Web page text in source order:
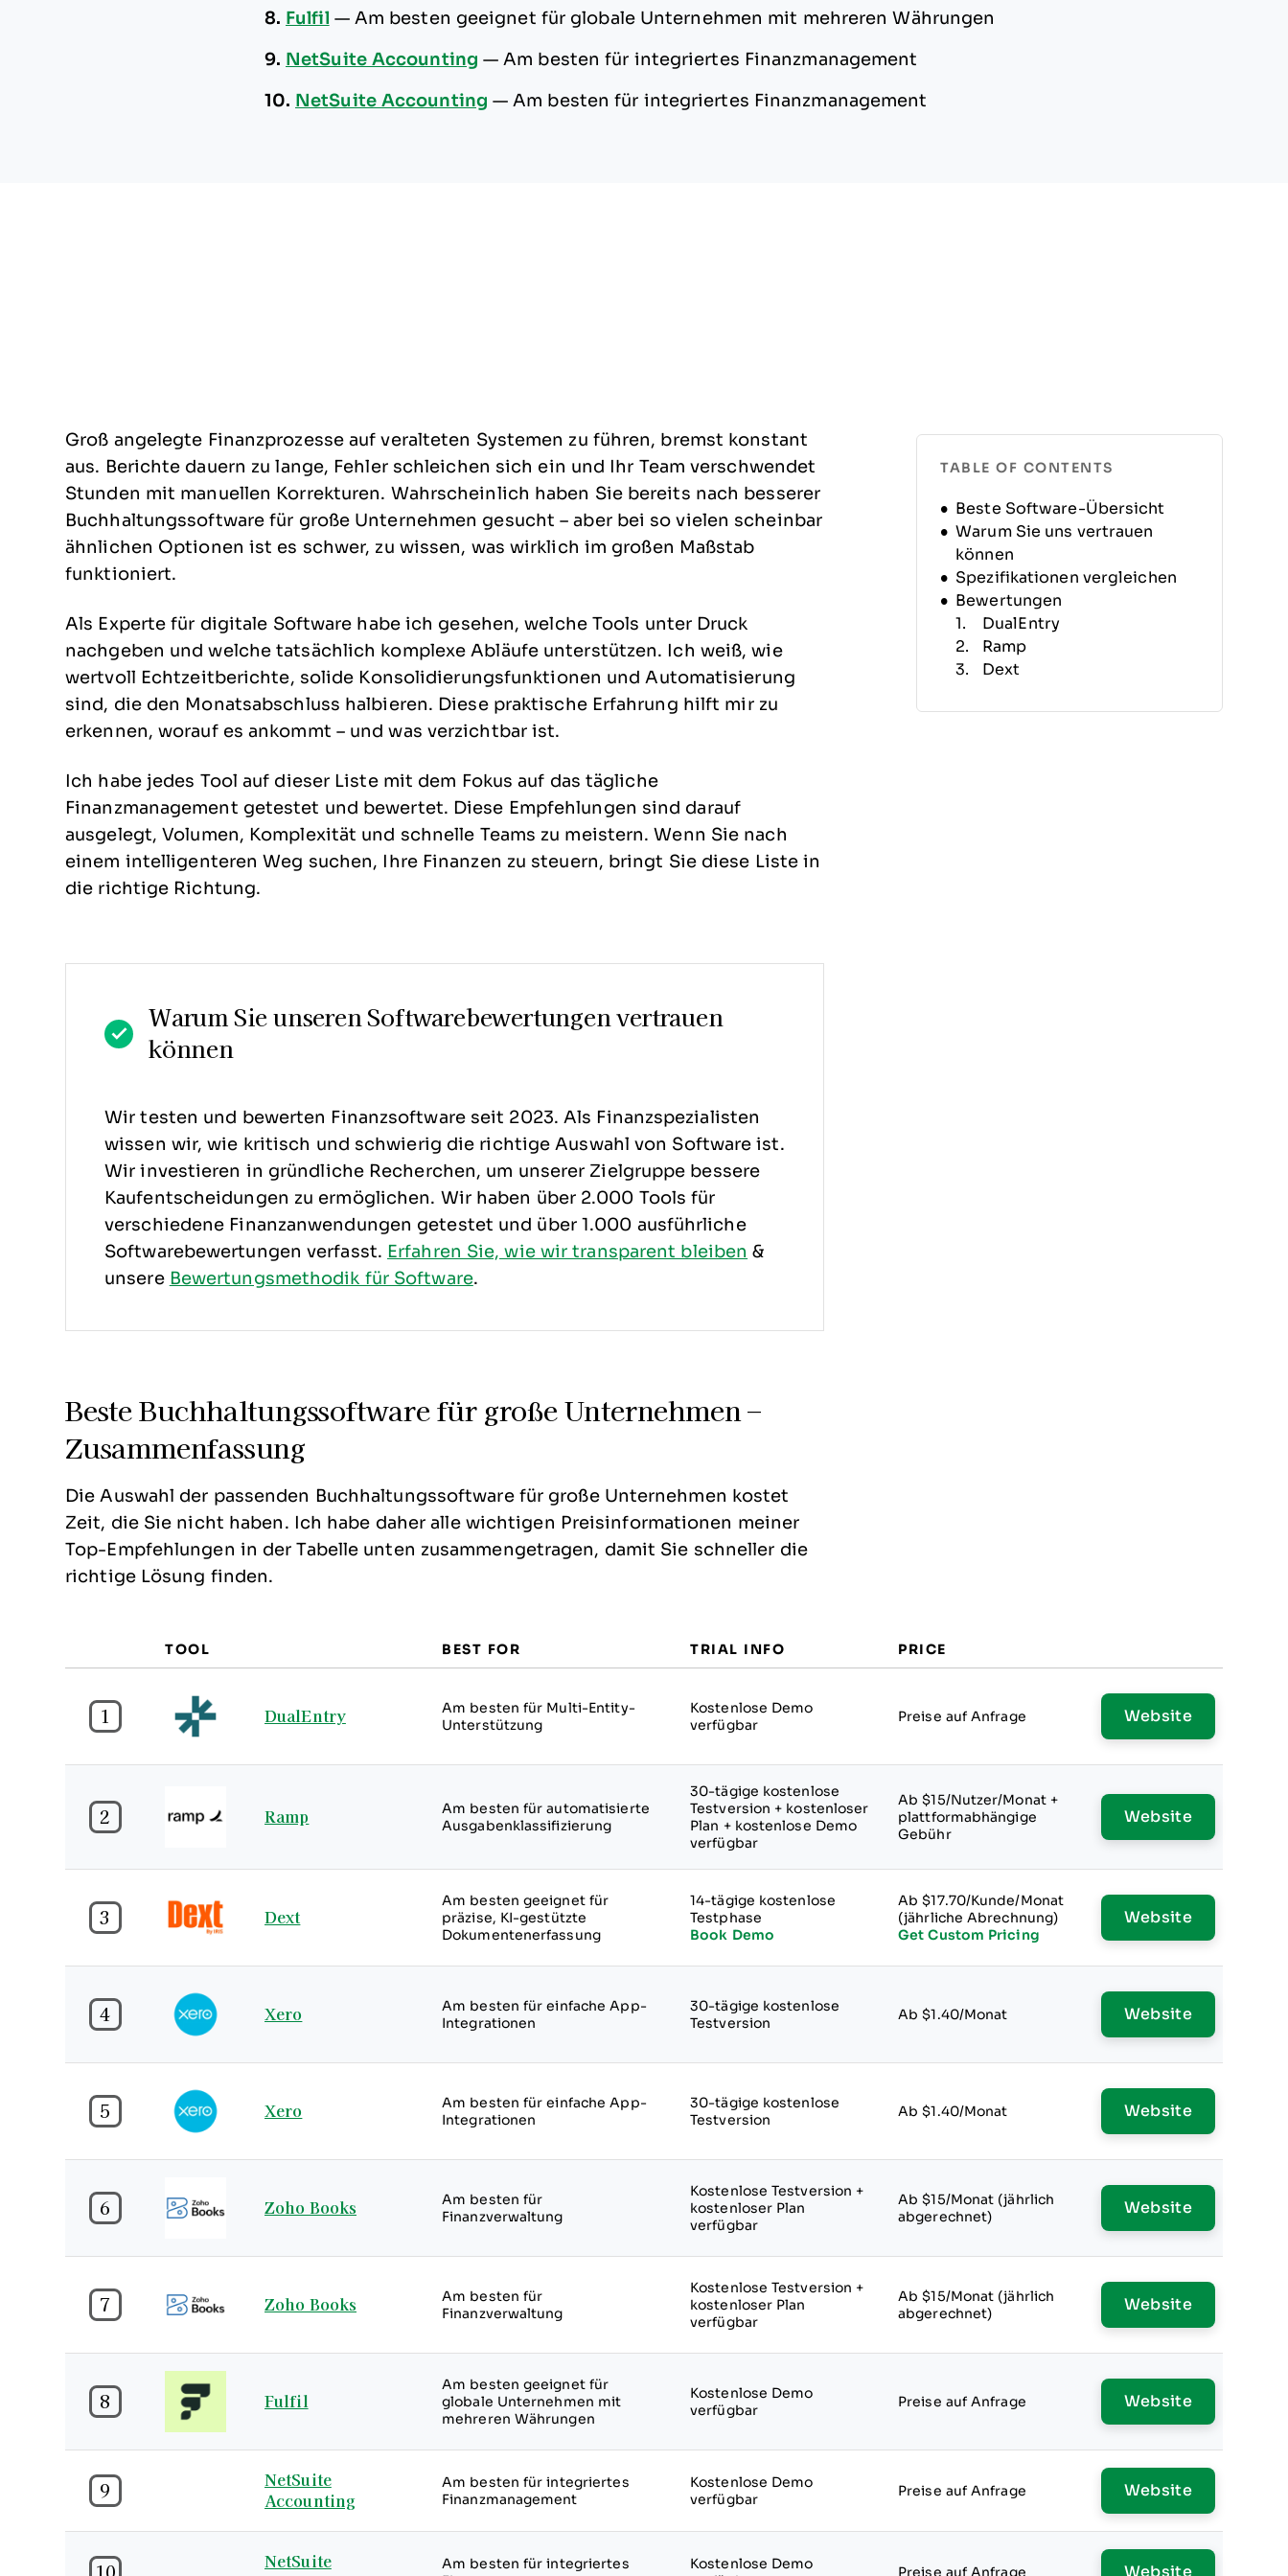
8. Fulfil — Am besten geeignet für globale Unternehmen mit mehreren Währungen
9. NetSuite Accounting —Am besten für integriertes Finanzmanagement
10. NetSuite Accounting —Am besten für integriertes Finanzmanagement
Groß angelegte Finanzprozesse auf veralteten Systemen zu führen, bremst konstant
aus. Berichte dauern zu lange, Fehler schleichen sich ein und Ihr Team verschwendet
Stunden mit manuellen Korrekturen. Wahrscheinlich haben Sie bereits nach besserer
Buchhaltungssoftware für große Unternehmen gesucht – aber bei so vielen scheinbar
ähnlichen Optionen ist es schwer, zu wissen, was wirklich im großen Maßstab
funktioniert.
Als Experte für digitale Software habe ich gesehen, welche Tools unter Druck
nachgeben und welche tatsächlich komplexe Abläufe unterstützen. Ich weiß, wie
wertvoll Echtzeitberichte, solide Konsolidierungsfunktionen und Automatisierung
sind, die den Monatsabschluss halbieren. Diese praktische Erfahrung hilft mir zu
erkennen, worauf es ankommt – und was verzichtbar ist.
Ich habe jedes Tool auf dieser Liste mit dem Fokus auf das tägliche
Finanzmanagement getestet und bewertet. Diese Empfehlungen sind darauf
ausgelegt, Volumen, Komplexität und schnelle Teams zu meistern. Wenn Sie nach
einem intelligenteren Weg suchen, Ihre Finanzen zu steuern, bringt Sie diese Liste in
die richtige Richtung.
Warum Sie unseren Softwarebewertungen vertrauen
können
Wir testen und bewerten Finanzsoftware seit 2023. Als Finanzspezialisten
wissen wir, wie kritisch und schwierig die richtige Auswahl von Software ist.
Wir investieren in gründliche Recherchen, um unserer Zielgruppe bessere
Kaufentscheidungen zu ermöglichen. Wir haben über 2.000 Tools für
verschiedene Finanzanwendungen getestet und über 1.000 ausführliche
Softwarebewertungen verfasst. Erfahren Sie, wie wir transparent bleiben &
unsere Bewertungsmethodik für Software.
Beste Buchhaltungssoftware für große Unternehmen –
Zusammenfassung
Die Auswahl der passenden Buchhaltungssoftware für große Unternehmen kostet
Zeit, die Sie nicht haben. Ich habe daher alle wichtigen Preisinformationen meiner
Top-Empfehlungen in der Tabelle unten zusammengetragen, damit Sie schneller die
richtige Lösung finden.
TOOL BEST FOR TRIAL INFO PRICE
1 DualEntry
Am besten für Multi-Entity-
Unterstützung
Kostenlose Demo
verfügbar
Preise auf Anfrage Website
2 Ramp
Am besten für automatisierte
Ausgabenklassifizierung
30-tägige kostenlose
Testversion + kostenloser
Plan + kostenlose Demo
verfügbar
Ab $15/Nutzer/Monat +
plattformabhängige
Gebühr
Website
3 Dext
Am besten geeignet für
präzise, KI-gestützte
Dokumentenerfassung
14-tägige kostenlose
Testphase
Book Demo
Ab $17.70/Kunde/Monat
(jährliche Abrechnung)
Get Custom Pricing
Website
4 Xero
Am besten für einfache App-
Integrationen
30-tägige kostenlose
Testversion
Ab $1.40/Monat Website
5 Xero
Am besten für einfache App-
Integrationen
30-tägige kostenlose
Testversion
Ab $1.40/Monat Website
6 Zoho Books
Am besten für
Finanzverwaltung
Kostenlose Testversion +
kostenloser Plan
verfügbar
Ab $15/Monat (jährlich
abgerechnet)
Website
7 Zoho Books
Am besten für
Finanzverwaltung
Kostenlose Testversion +
kostenloser Plan
verfügbar
Ab $15/Monat (jährlich
abgerechnet)
Website
8 Fulfil
Am besten geeignet für
globale Unternehmen mit
mehreren Währungen
Kostenlose Demo
verfügbar
Preise auf Anfrage Website
9
NetSuite
Accounting
Am besten für integriertes
Finanzmanagement
Kostenlose Demo
verfügbar
Preise auf Anfrage Website
NetSuite
Am besten für integriertes
Kostenlose Demo
Preise auf Anfrage Website
TABLE OF CONTENTS
Beste Software-Übersicht
Warum Sie uns vertrauen
können
Spezifikationen vergleichen
Bewertungen
DualEntry
Ramp
Dext
Xero